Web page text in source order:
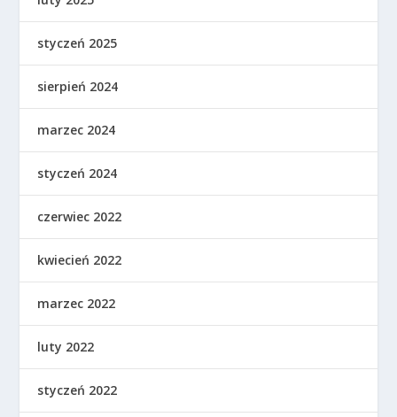
styczeń 2025
sierpień 2024
marzec 2024
styczeń 2024
czerwiec 2022
kwiecień 2022
marzec 2022
luty 2022
styczeń 2022